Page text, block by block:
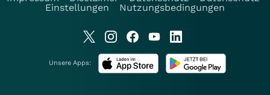
Einstellungen
Nutzungsbedingungen
Unsere Apps: